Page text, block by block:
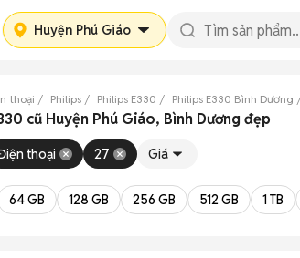
Huyện Phú Giáo
thoại Philips Philips E330 Philips E330 Bình Dương
cũ Huyện Phú Giáo, Bình Dương đẹp
thoại 27 Giá
64 GB 128 GB 256 GB 512 GB 1 TB